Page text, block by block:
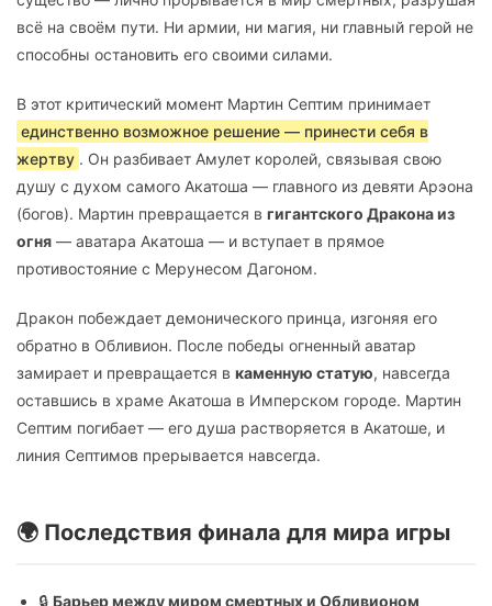
всё на своём пути. Ни армии, ни магия, ни главный герой не
способны остановить его своими силами.
В этот критический момент Мартин Септим принимает
единственно возможное решение — принести себя в
жертву . Он разбивает Амулет королей, связывая свою
душу с духом самого Акатоша — главного из девяти Арэона
(богов). Мартин превращается в гигантского Дракона из
огня — аватара Акатоша — и вступает в прямое
противостояние с Мерунесом Дагоном.
Дракон побеждает демонического принца, изгоняя его
обратно в Обливион. После победы огненный аватар
замирает и превращается в каменную статую, навсегда
оставшись в храме Акатоша в Имперском городе. Мартин
Септим погибает — его душа растворяется в Акатоше, и
линия Септимов прерывается навсегда.
🌍 Последствия финала для мира игры
🔒 Барьер между миром смертных и Обливионом